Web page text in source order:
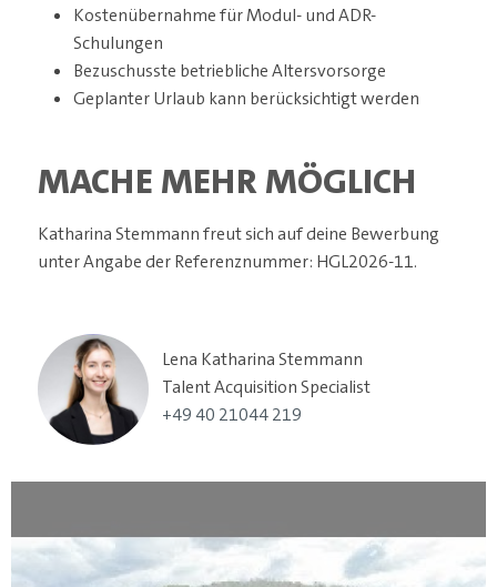
Kostenübernahme für Modul- und ADR-
Schulungen
Bezuschusste betriebliche Altersvorsorge
Geplanter Urlaub kann berücksichtigt werden
MACHE MEHR MÖGLICH
Katharina Stemmann freut sich auf deine Bewerbung
unter Angabe der Referenznummer: HGL2026-11.
Lena Katharina Stemmann
Talent Acquisition Specialist
+49 40 21044 219